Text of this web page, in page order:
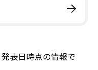
表日時点の情報で